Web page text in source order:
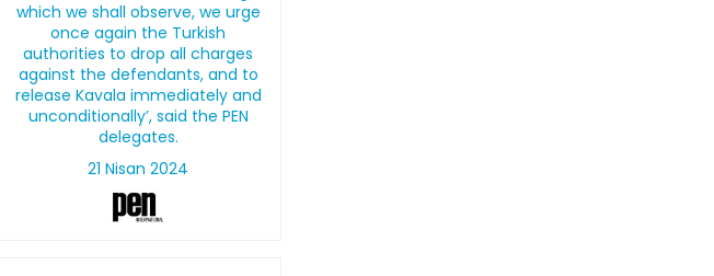
which we shall observe, we urge
once again the Turkish
authorities to drop all charges
against the defendants, and to
release Kavala immediately and
unconditionally’, said the PEN
delegates.
21 Nisan 2024